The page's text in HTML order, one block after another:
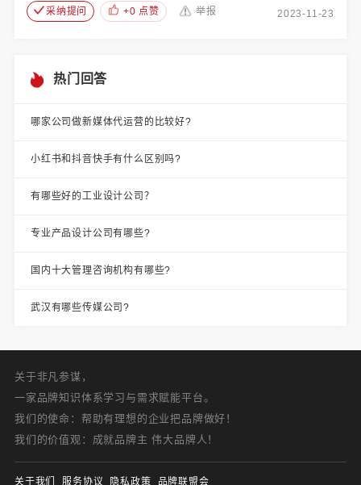
采纳提问 +0 点赞 举报 2023-11-23
热门回答
哪家公司做新媒体代运营的比较好?
小红书和抖音快手有什么区别吗?
有哪些好的工业设计公司？
专业产品设计公司有哪些?
国内十大管理咨询机构有哪些?
武汉有哪些传媒公司?
关于非凡参谋，
一家品牌知识体系学习与需求赋能平台。
我们的使命：帮助有理想的企业把品牌做好！
我们的价值观：成就品牌主 伟大品牌人！
关于我们 服务协议 隐私政策 品牌联盟会